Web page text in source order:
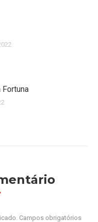
Campos obrigatórios